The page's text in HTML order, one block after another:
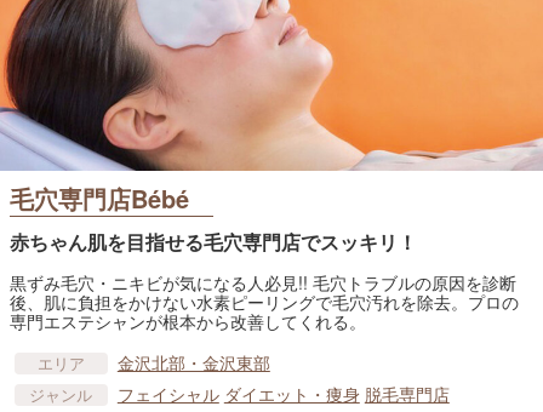
毛穴専門店Bébé
赤ちゃん肌を目指せる毛穴専門店でスッキリ！
黒ずみ毛穴・ニキビが気になる人必見!! 毛穴トラブルの原因を診断
後、肌に負担をかけない水素ピーリングで毛穴汚れを除去。プロの
専門エステシャンが根本から改善してくれる。
エリア 金沢北部・金沢東部
ジャンル フェイシャル ダイエット・痩身 脱毛専門店